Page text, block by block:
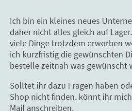
Ich bin ein kleines neues
daher nicht alles gleich auf
viele Dinge trotzdem erworben
ich kurzfristig die gewünschten
bestelle zeitnah was gewünscht
Solltet ihr dazu Fragen haben
Shop nicht finden, könnt ihr
Mail anschreiben.